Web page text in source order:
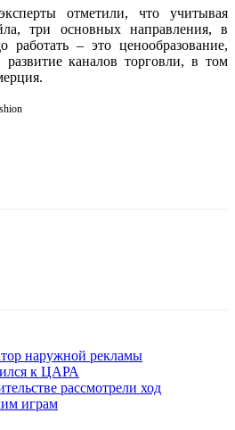
отметили, что учитывая
три основных направления, в
работать – это ценообразование,
каналов торговли, в том
наружной рекламы
к ЦАРА
рассмотрели ход
играм